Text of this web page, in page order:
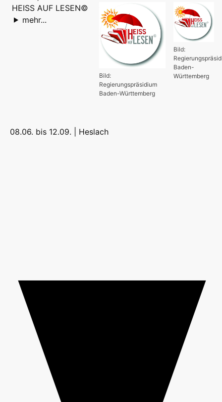
Bild:
Baden-
Württemberg
Bild:
Regierungspräsidium
Baden-Württemberg
HEISS AUF LESEN©
mehr...
08.06. bis 12.09. | Heslach